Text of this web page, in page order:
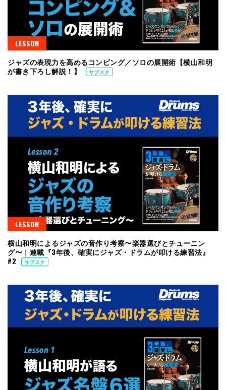
LESSON
ジャズの表現力を高めるコンピング／ソロの展開術【横山和明
が書き下ろし解説！】
サブスク
LESSON
横山和明によるジャズの音作り考察〜楽器選びとチューニン
グ〜｜連載『3年後、確実にジャズ・ドラムが叩ける練習法』
#2
サブスク